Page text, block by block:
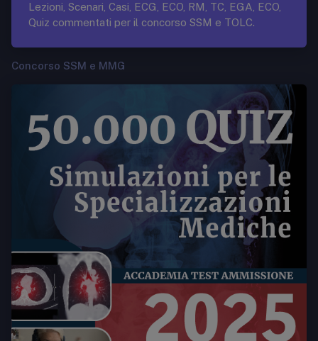
Lezioni, Scenari, Casi, ECG, ECO, RM, TC, EGA, ECO,
Quiz commentati per il concorso SSM e TOLC.
Concorso SSM e MMG